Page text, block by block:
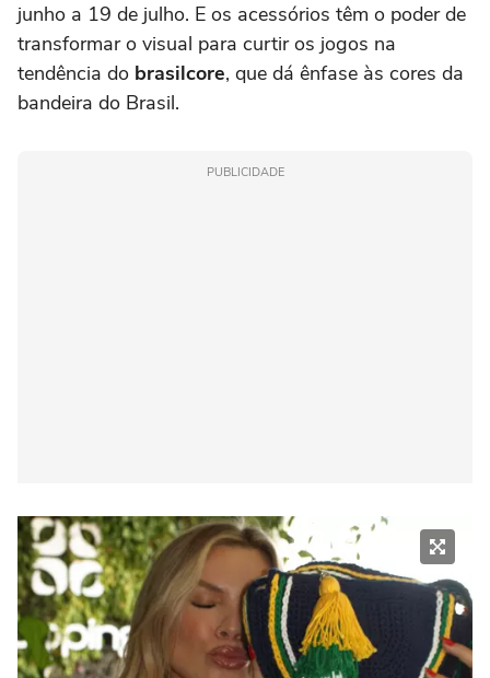
junho a 19 de julho. E os acessórios têm o poder de
transformar o visual para curtir os jogos na
tendência do brasilcore, que dá ênfase às cores da
bandeira do Brasil.
PUBLICIDADE